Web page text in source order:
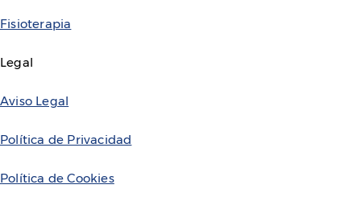
Fisioterapia
Legal
Aviso Legal
Política de Privacidad
Política de Cookies